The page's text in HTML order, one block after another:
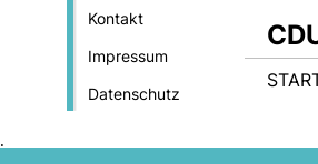
.
Kontakt
Impressum
Datenschutz